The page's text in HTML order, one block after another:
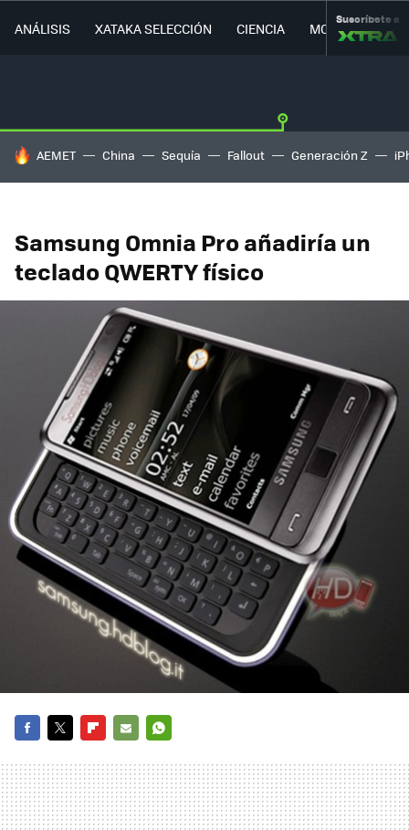
ANÁLISIS XATAKA SELECCIÓN CIENCIA MOVILIDAD
Suscríbete a
HOY SE HABLA DE
AEMET China Sequía Fallout Generación Z
Samsung Omnia Pro añadiría un
teclado QWERTY físico
MAIL